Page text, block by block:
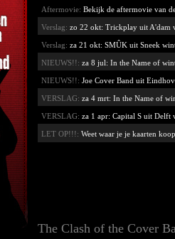
Aftermovie: Bekijk de aftermovie van
Verslag: zo 22 okt: Trickplay uit A'dam
Verslag: za 21 okt: SMÛK uit Sneek
NIEUWS!!: za 8 jul: In the Name of
NIEUWS!!: Joe Cover Band uit
VERSLAG: za 4 mrt: In the Name of
VERSLAG: za 1 apr: Capital S uit
LET OP!!!: Weet waar je je kaarten
The Clash of the Cover